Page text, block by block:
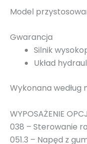
Model
Gwarancja
Silnik
Układ
Wykonana według
WYPOSAŻENIE
038 – Sterowanie
051.3 – Napęd z